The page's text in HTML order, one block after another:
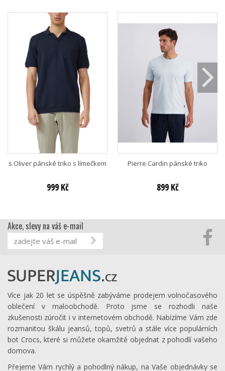
s.Oliver pánské triko s límečkem
999 Kč
Pierre Cardin pánské triko
899 Kč
Akce, slevy na váš e-mail
Více jak 20 let se úspěšně zabýváme prodejem volnočasového
oblečení v maloobchodě. Proto jsme se rozhodli naše
zkušenosti zúročit i v internetovém obchodě. Nabízíme Vám zde
rozmanitou škálu jeansů, topů, svetrů a stále více populárních
bot Crocs, které si můžete okamžitě objednat z pohodlí vašeho
domova.
Přejeme Vám rychlý a pohodlný nákup, na Vaše objednávky se